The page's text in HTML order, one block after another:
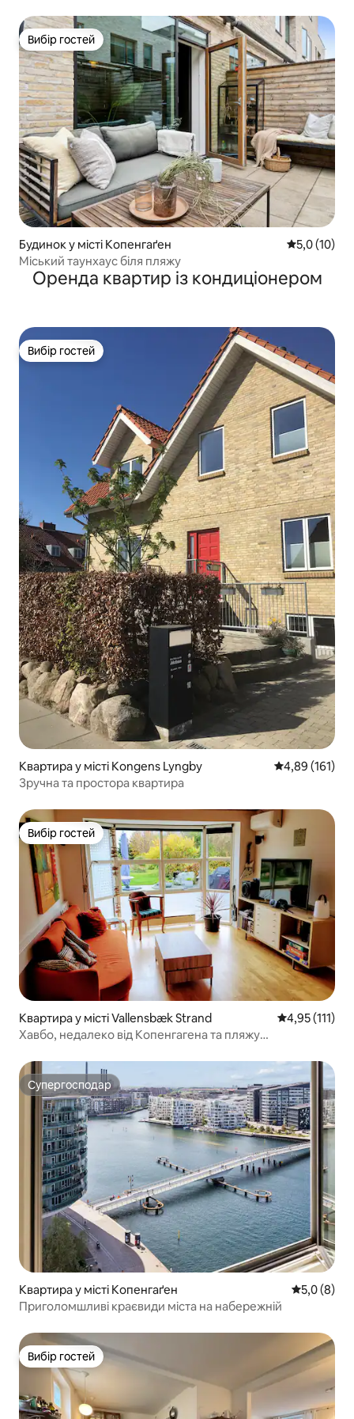
Вибір гостей
Вибір гостей
Будинок у місті Копенгаґен Середня
5,0 (10)
Міський таунхаус біля пляжу
Оренда квартир із кондиціонером
Вибір гостей
Вибір гостей
Квартира у місті Kongens Lyngby Середня
4,89 (161)
Зручна та простора квартира
Вибір гостей
Вибір гостей
Квартира у місті Vallensbæk Strand Середня
4,95 (111)
Хавбо, недалеко від Копенгагена та пляжу
Супергосподар
Супергосподар
Квартира у місті Копенгаґен Середня
5,0 (8)
Приголомшливі краєвиди міста на набережній
Вибір гостей
Вибір гостей